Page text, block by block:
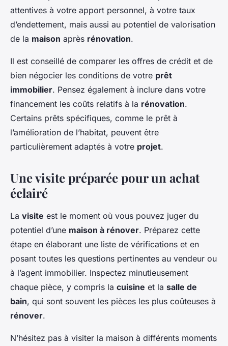
attentives à votre apport personnel, à votre taux
d’endettement, mais aussi au potentiel de valorisation
de la maison après rénovation.
Il est conseillé de comparer les offres de crédit et de
bien négocier les conditions de votre prêt
immobilier. Pensez également à inclure dans votre
financement les coûts relatifs à la rénovation.
Certains prêts spécifiques, comme le prêt à
l’amélioration de l’habitat, peuvent être
particulièrement adaptés à votre projet.
Une visite préparée pour un achat
éclairé
La visite est le moment où vous pouvez juger du
potentiel d’une maison à rénover. Préparez cette
étape en élaborant une liste de vérifications et en
posant toutes les questions pertinentes au vendeur ou
à l’agent immobilier. Inspectez minutieusement
chaque pièce, y compris la cuisine et la salle de
bain, qui sont souvent les pièces les plus coûteuses à
rénover.
N’hésitez pas à visiter la maison à différents moments